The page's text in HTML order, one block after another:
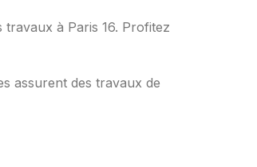
travaux à Paris 16. Profitez
assurent des travaux de